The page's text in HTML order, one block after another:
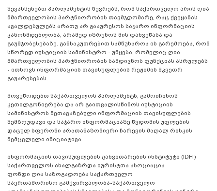
შევახსენებთ პარლამენტის წევრებს, რომ საქართველო არის ღია
მმართველობის პარტნიორობის თავმჯდომარე, რაც ქვეყანას
ავალდებულებს არათუ არ გააურესოს საჯარო ინფორმაციის
კანონმდებლობა, არამედ იზრუნოს მის დახვეწასა და
გაუმჯობესებაზე. განსაკუთრებით სამწუხაროა ის გარემოება, რომ
სწორედ იუსტიციის სამინისტრო - უწყება, რომელიც ღია
მმართველობის პარტნიორობის სამდივნოს ფუნქციას ასრულებს
- ითხოვს ინფორმაციის თავისუფლების რეჟიმის მკვეთრ
გაუარესებას.
მოვუწოდებთ საქართველოს პარლამენტს, გამოიჩინოს
კეთილგონიერება და არ გაითვალისწინოს იუსტიციის
სამინისტროს შეთავაზებული ინფორმაციის თავისუფლების
შემზღუდავი და საჯარო ინფორმაციაზე წვდომის უფლების
დაცულ სფეროში არათანაზომიერი ჩარევის მაღალ რისკის
შემცვლელი ინიციატივა.
ინფორმაციის თავისუფლების განვითარების ინსტიტუტი (IDFI)
საქართველოს ახალგაზრდა იურისტთა ასოციაცია
ფონდი ღია საზოგადოება საქართველო
საერთაშორისო გამჭვირვალობა-საქართველო